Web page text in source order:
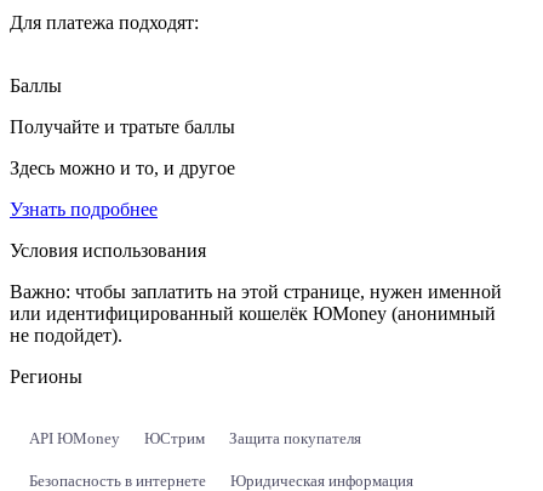
Для платежа подходят:
Баллы
Получайте и тратьте баллы
Здесь можно и то, и другое
Узнать подробнее
Условия использования
Важно: чтобы заплатить на этой странице, нужен именной
или идентифицированный кошелёк ЮMoney (анонимный
не подойдет).
Регионы
API ЮMoney ЮСтрим Защита покупателя
Безопасность в интернете Юридическая информация